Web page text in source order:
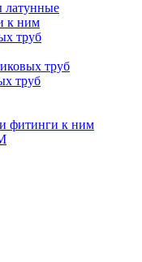
латунные
к ним
труб
труб
труб
фитинги к ним